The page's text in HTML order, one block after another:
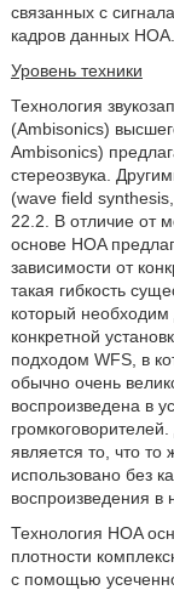
связанных с
кадров данных HOA.
Уровень техники
Технология
(Ambisonics)
Ambisonics)
стереозвука.
(wave field
22.2. В отличие от
основе HOA
зависимости от
такая гибкость
который необходим
конкретной
подходом WFS, в
обычно очень
воспроизведена в
является то, что
использовано без
воспроизведения в
Технология HOA
плотности
с помощью